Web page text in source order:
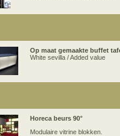
Op maat gemaakte buffet
White sevilla / Added value
Horeca beurs 90°
Modulaire vitrine blokken.